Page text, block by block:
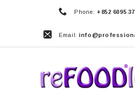
Phone: +852 6095
Email: